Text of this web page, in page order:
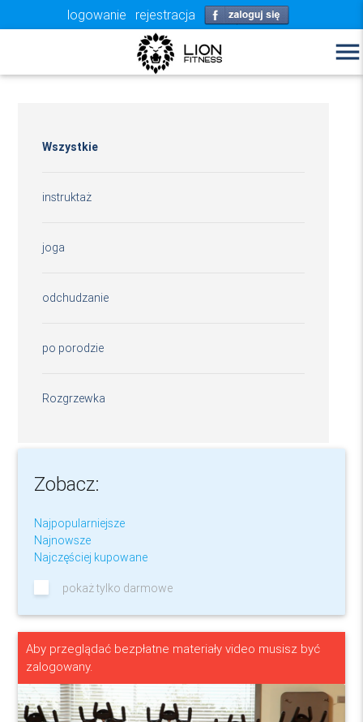
logowanie rejestracja
menu
Wszystkie
instruktaż
joga
odchudzanie
po porodzie
Rozgrzewka
Zobacz:
Najpopularniejsze
Najnowsze
Najczęściej kupowane
pokaż tylko darmowe
Aby przeglądać bezpłatne materiały video musisz być
zalogowany.